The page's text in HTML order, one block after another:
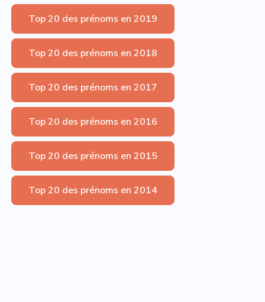
Top 20 des prénoms en 2019
Top 20 des prénoms en 2018
Top 20 des prénoms en 2017
Top 20 des prénoms en 2016
Top 20 des prénoms en 2015
Top 20 des prénoms en 2014